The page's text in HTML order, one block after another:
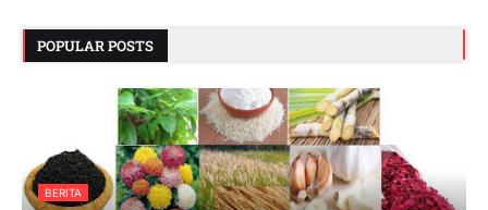
POPULAR POSTS
BERITA